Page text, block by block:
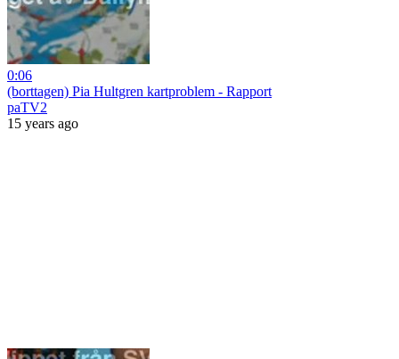
0:06
(borttagen) Pia Hultgren kartproblem - Rapport
paTV2
15 years ago